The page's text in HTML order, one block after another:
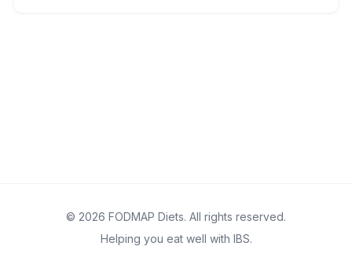
© 2026 FODMAP Diets. All rights reserved.
Helping you eat well with IBS.